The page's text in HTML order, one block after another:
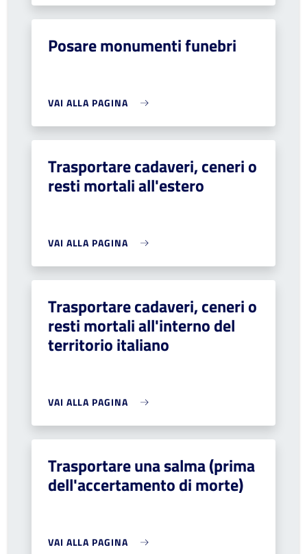
Posare monumenti funebri
VAI ALLA PAGINA
Trasportare cadaveri, ceneri o
resti mortali all'estero
VAI ALLA PAGINA
Trasportare cadaveri, ceneri o
resti mortali all'interno del
territorio italiano
VAI ALLA PAGINA
Trasportare una salma (prima
dell'accertamento di morte)
VAI ALLA PAGINA